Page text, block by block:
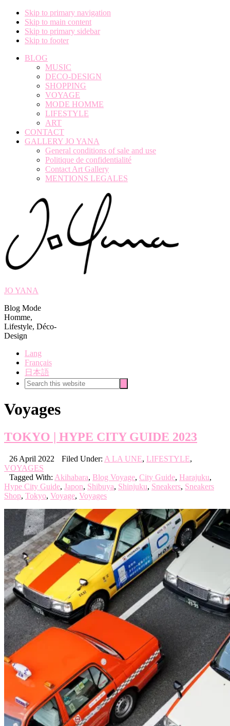
Skip to primary navigation
Skip to main content
Skip to primary sidebar
Skip to footer
BLOG
MUSIC
DECO-DESIGN
SHOPPING
VOYAGE
MODE HOMME
LIFESTYLE
ART
CONTACT
GALLERY JO YANA
General conditions of sale and use
Politique de confidentialité
Contact Art Gallery
MENTIONS LEGALES
JO YANA
Blog Mode
Homme,
Lifestyle, Déco-
Design
Lang
Français
日本語
Search
this
Voyages
TOKYO | HYPE CITY GUIDE 2023
26 April 2022 Filed Under: A LA UNE, LIFESTYLE,
VOYAGES
Tagged With: Akihabara, Blog Voyage, City Guide, Harajuku,
Hype City Guide, Japon, Shibuya, Shinjuku, Sneakers, Sneakers
Shop, Tokyo, Voyage, Voyages